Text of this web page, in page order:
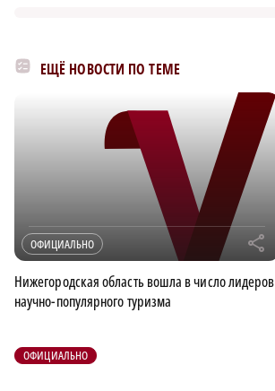
ЕЩЁ НОВОСТИ ПО ТЕМЕ
ОФИЦИАЛЬНО r
Нижегородская область вошла в число лидеров
научно-популярного туризма
ОФИЦИАЛЬНО